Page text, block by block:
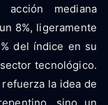
mediana
8%, ligeramente
del índice en su
tecnológico.
la idea de